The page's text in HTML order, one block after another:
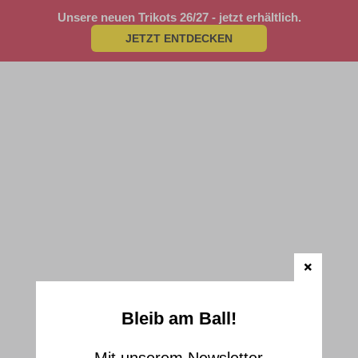
Unsere neuen Trikots 26/27 - jetzt erhältlich.
JETZT ENTDECKEN
Bleib am Ball!